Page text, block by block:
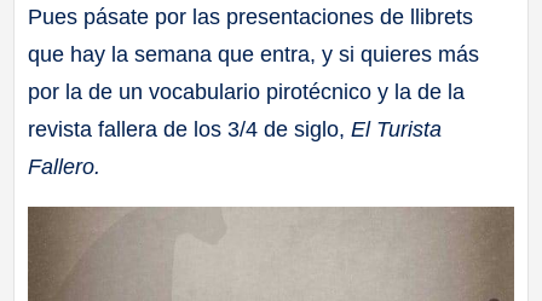
Pues pásate por las presentaciones de llibrets
que hay la semana que entra, y si quieres más
por la de un vocabulario pirotécnico y la de la
revista fallera de los 3/4 de siglo,El Turista
Fallero.